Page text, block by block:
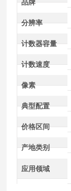
品牌
分辨率
计数器容量
计数速度
像素
典型配置
价格区间
产地类别
应用领域